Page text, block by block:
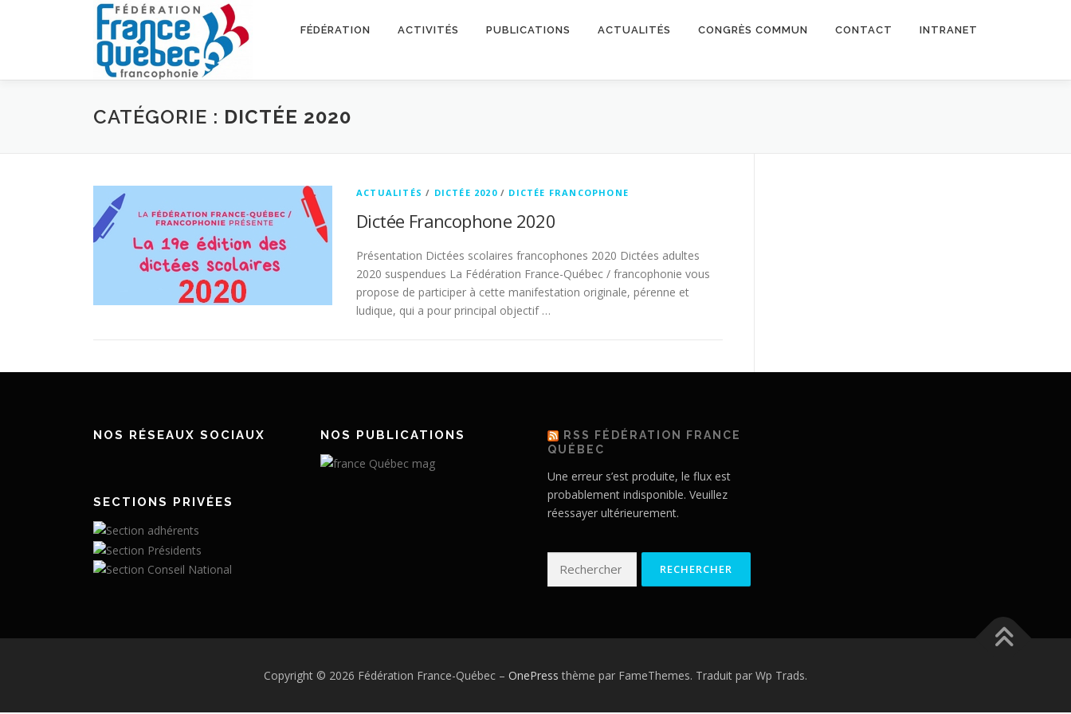
FÉDÉRATION ACTIVITÉS PUBLICATIONS ACTUALITÉS CONGRÈS COMMUN CONTACT INTRANET
CATÉGORIE : DICTÉE 2020
ACTUALITÉS / DICTÉE 2020/ DICTÉE FRANCOPHONE
Dictée Francophone 2020
Présentation Dictées scolaires francophones 2020 Dictées adultes
2020 suspendues La Fédération France-Québec / francophonie vous
propose de participer à cette manifestation originale, pérenne et
ludique, qui a pour principal objectif …
NOS RÉSEAUX SOCIAUX
SECTIONS PRIVÉES
NOS PUBLICATIONS
RSS FÉDÉRATION FRANCE
QUÉBEC
Une erreur s’est produite, le flux est
probablement indisponible. Veuillez
réessayer ultérieurement.
Copyright © 2026 Fédération France-Québec – OnePress thème par FameThemes. Traduit par Wp Trads.